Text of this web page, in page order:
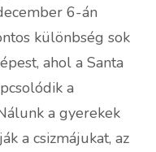
6-án
különbség sok
ahol a Santa
a
a gyerekek
a csizmájukat, az